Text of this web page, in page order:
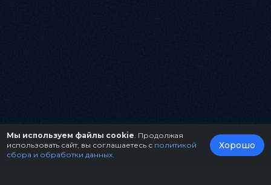
Мы используем файлы cookie . Продолжая
использовать сайт, вы соглашаетесь с политикой
сбора и обработки данных
Хорошо